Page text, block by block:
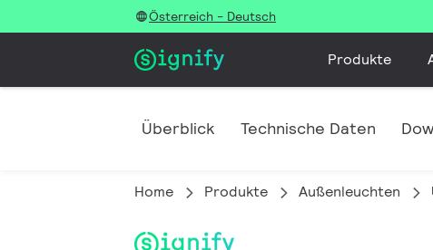
Österreich - Deutsch
Produkte
Überblick Technische Daten
Home Produkte Außenleuchten